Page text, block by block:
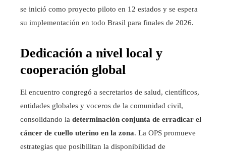
se inició como proyecto piloto en 12 estados y se espera
su implementación en todo Brasil para finales de 2026.
Dedicación a nivel local y
cooperación global
El encuentro congregó a secretarios de salud, científicos,
entidades globales y voceros de la comunidad civil,
consolidando la determinación conjunta de erradicar el
cáncer de cuello uterino en la zona. La OPS promueve
estrategias que posibilitan la disponibilidad de